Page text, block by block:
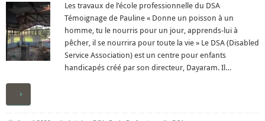
Les travaux de l’école professionnelle du DSA
Témoignage de Pauline « Donne un poisson à un
homme, tu le nourris pour un jour, apprends-lui à
pêcher, il se nourrira pour toute la vie » Le DSA (Disabled
Service Association) est un centre pour enfants
handicapés créé par son directeur, Dayaram. Il…